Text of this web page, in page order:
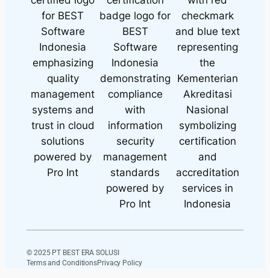
© 2025 PT BEST ERA SOLUSI
Terms and ConditionsPrivacy Policy